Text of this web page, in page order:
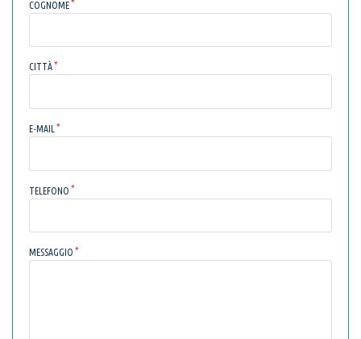
COGNOME
CITTÀ
E-MAIL
TELEFONO
MESSAGGIO